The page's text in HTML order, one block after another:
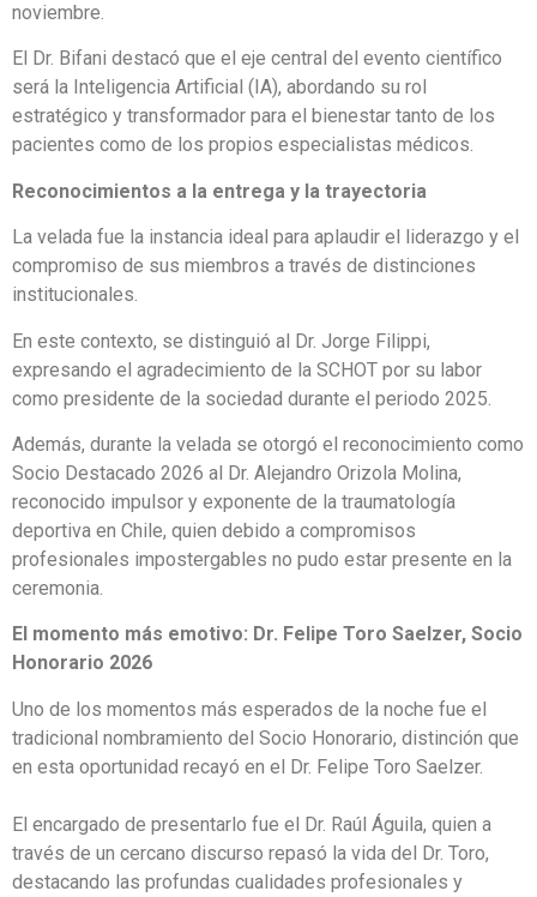
noviembre.
El Dr. Bifani destacó que el eje central del evento científico
será la Inteligencia Artificial (IA), abordando su rol
estratégico y transformador para el bienestar tanto de los
pacientes como de los propios especialistas médicos.
Reconocimientos a la entrega y la trayectoria
La velada fue la instancia ideal para aplaudir el liderazgo y el
compromiso de sus miembros a través de distinciones
institucionales.
En este contexto, se distinguió al Dr. Jorge Filippi,
expresando el agradecimiento de la SCHOT por su labor
como presidente de la sociedad durante el periodo 2025.
Además, durante la velada se otorgó el reconocimiento como
Socio Destacado 2026 al Dr. Alejandro Orizola Molina,
reconocido impulsor y exponente de la traumatología
deportiva en Chile, quien debido a compromisos
profesionales impostergables no pudo estar presente en la
ceremonia.
El momento más emotivo: Dr. Felipe Toro Saelzer, Socio
Honorario 2026
Uno de los momentos más esperados de la noche fue el
tradicional nombramiento del Socio Honorario, distinción que
en esta oportunidad recayó en el Dr. Felipe Toro Saelzer.
El encargado de presentarlo fue el Dr. Raúl Águila, quien a
través de un cercano discurso repasó la vida del Dr. Toro,
destacando las profundas cualidades profesionales y